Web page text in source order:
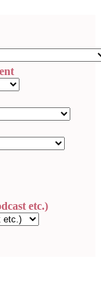
etc.)